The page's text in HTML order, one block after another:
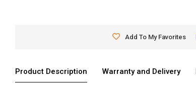
Add To My Favorites
Product Description Warranty and Delivery